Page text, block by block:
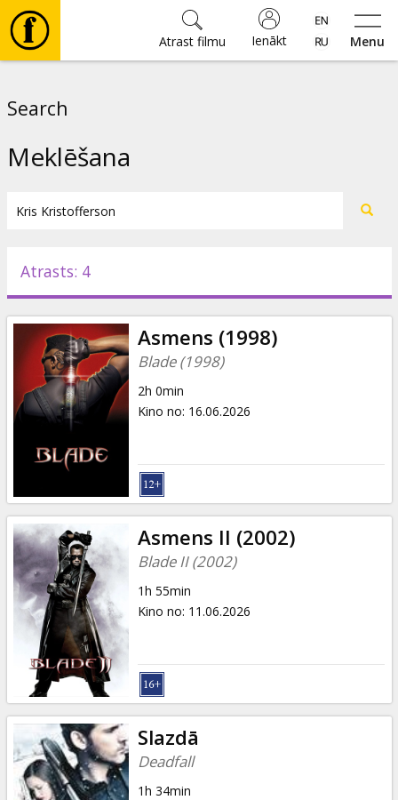
Menu
Ienākt
Atrast filmu
Pasākumi
Ziņas
Dāvanu
kartes
Uzkodas
B2B
Kino
Klubs
Search
Meklēšana
Atrasts: 4
Asmens (1998)
Blade (1998)
2h 0min
Kino no: 16.06.2026
Asmens II (2002)
Blade II (2002)
1h 55min
Kino no: 11.06.2026
Slazdā
Deadfall
1h 34min